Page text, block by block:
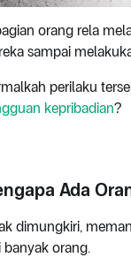
orang rela
sampai
perilaku
kepribadian?
Ada
dimungkiri,
banyak orang.